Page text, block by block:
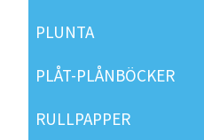
PLUNTA
PLÅT-PLÅNBÖCKER
RULLPAPPER